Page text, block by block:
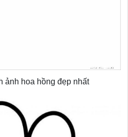
ảnh hoa hồng đẹp nhất